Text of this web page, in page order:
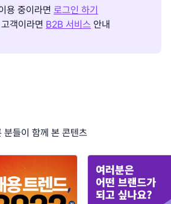
용 중이라면 로그인 하기
객이라면 B2B 서비스 안내
분들이 함께 본 콘텐츠